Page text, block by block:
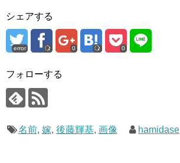
シェアする
error 0 0
フォローする
名前, 嫁, 後藤輝基, 画像 hamidase